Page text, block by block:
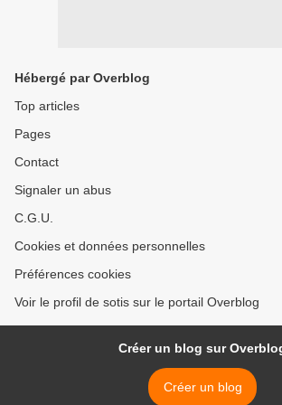
Hébergé par Overblog
Top articles
Pages
Contact
Signaler un abus
C.G.U.
Cookies et données personnelles
Préférences cookies
Voir le profil de sotis sur le portail Overblog
Créer un blog sur
Créer un blog